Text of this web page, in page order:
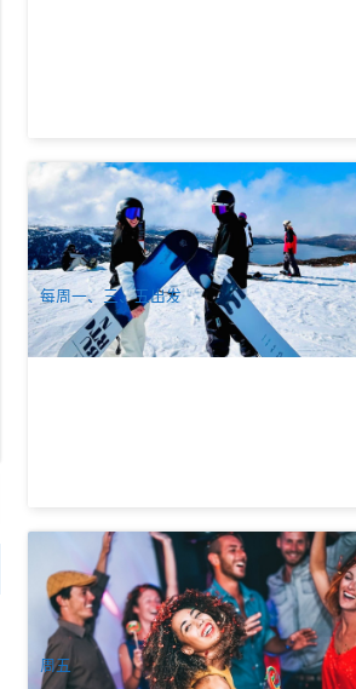
2026悉尼滑雪团 | 轻松滑雪3天中文游 (上
午出发)
1.9k 已预订
AUD $755.00
SYD04329
每周一、三、五出发
悉尼港80-90s复古派对游船｜3小时DJ音
乐、怀旧糖果吧、新鲜自助晚餐
74 已预订
AUD $88.00 $89.00
SYD04669
周五